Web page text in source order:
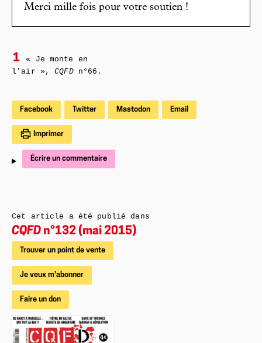
Merci mille fois pour votre soutien !
1
« Je monte en
l’air »,CQFDn°66.
Facebook Twitter Mastodon Email
Imprimer
Écrire un commentaire
Cet article a été publié dans
CQFD n°132 (mai 2015)
Trouver un point de vente
Je veux m'abonner
Faire un don